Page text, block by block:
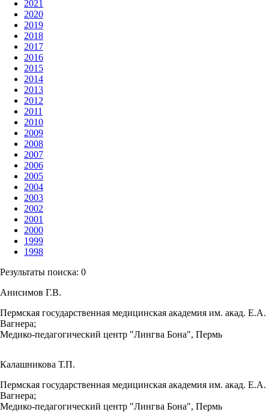
2021
2020
2019
2018
2017
2016
2015
2014
2013
2012
2011
2010
2009
2008
2007
2006
2005
2004
2003
2002
2001
2000
1999
1998
Результаты поиска: 0
Анисимов Г.В.
Пермская государственная медицинская академия им. акад. Е.А.
Вагнера;
Медико-педагогический центр "Лингва Бона", Пермь
Калашникова Т.П.
Пермская государственная медицинская академия им. акад. Е.А.
Вагнера;
Медико-педагогический центр "Лингва Бона", Пермь